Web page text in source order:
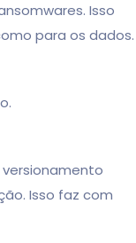
Isso
para os dados.
versionamento
Isso faz com